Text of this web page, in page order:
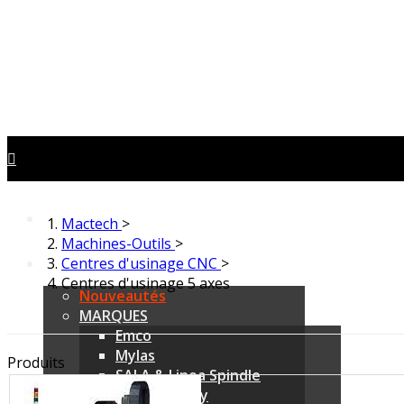
Nouveautés
MARQUES
Emco
Mylas
SALA & Linea Spindle
LK Machinery
Mactech >
Machines-Outils >
Centres d'usinage CNC >
Centres d'usinage 5 axes
Produits